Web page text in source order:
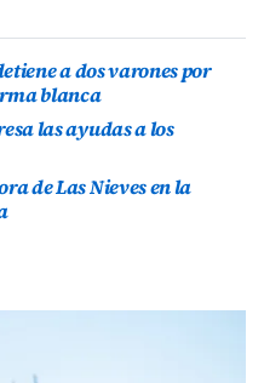
a dos varones por
blanca
las ayudas a los
de Las Nieves en la